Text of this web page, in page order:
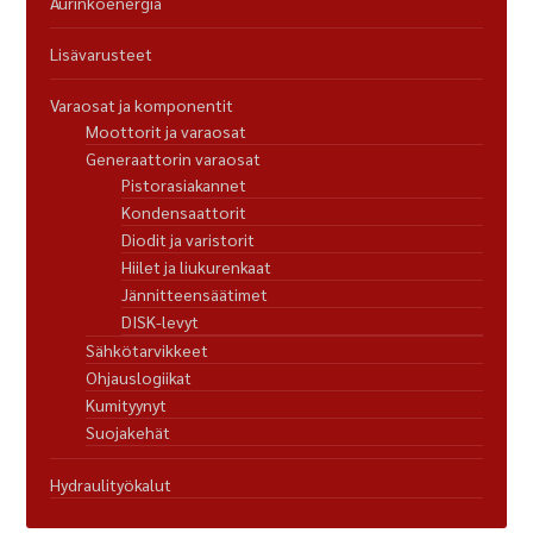
Lisävarusteet
Varaosat ja komponentit
Moottorit ja varaosat
Generaattorin varaosat
Pistorasiakannet
Kondensaattorit
Diodit ja varistorit
Hiilet ja liukurenkaat
Jännitteensäätimet
DISK-levyt
Sähkötarvikkeet
Ohjauslogiikat
Kumityynyt
Suojakehät
Hydraulityökalut